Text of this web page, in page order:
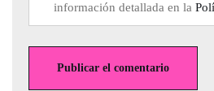
información detallada en la